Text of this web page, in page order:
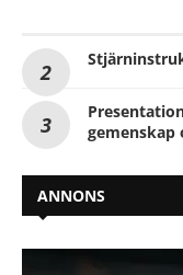
ANNONS